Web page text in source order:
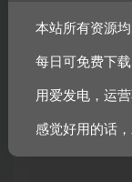
2
DirectX
存储空
本站所有资源
每日可免费下
用爱发电，运
感觉好用的话